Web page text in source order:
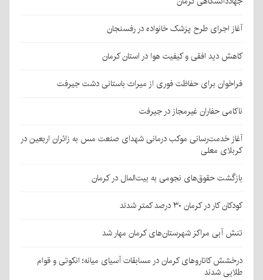
آغاز اجرای طرح پزشک خانواده در رفسنجان
کاهش دید افقی و کیفیت هوا در استان کرمان
فراخوان برای حفاظت فوری از میراث باستانی دشت جیرفت
ناکامی حفاران غیرمجاز در جیرفت
آغاز خدمت‌رسانی موکب درمانی شهدای صنعت مس به زائران اربعین در
کربلای معلی
بازگشت حقوق‌های نجومی به بیت‌المال در کرمان
کودکان کار در کرمان ۳۰ درصد کمتر شدند
تنش آبی مراکز شهرستان‌های کرمان مهار شد
درخشش کاتاروهای کرمان در مسابقات آسیای میانه؛ انکوتی و قوام
طلایی شدند